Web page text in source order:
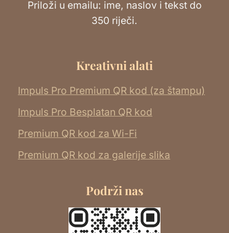
Priloži u emailu: ime, naslov i tekst do
350 riječi.
Kreativni alati
Impuls Pro Premium QR kod (za štampu)
Impuls Pro Besplatan QR kod
Premium QR kod za Wi-Fi
Premium QR kod za galerije slika
Podrži nas